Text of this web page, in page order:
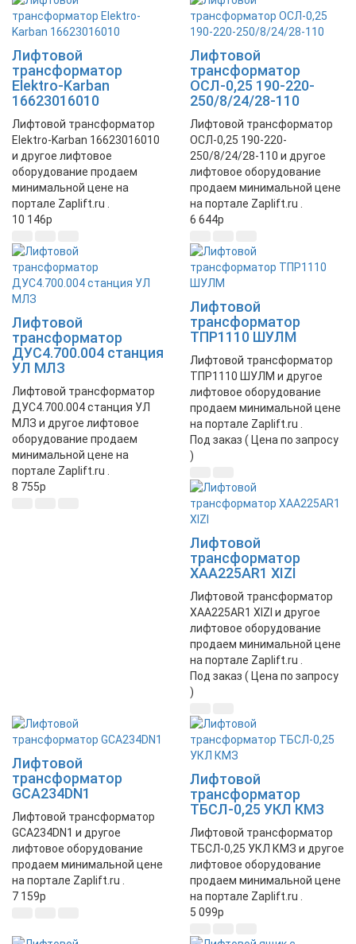
Лифтовой
трансформатор
Elektro-Karban
16623016010
Лифтовой трансформатор
Elektro-Karban 16623016010
и другое лифтовое
оборудование продаем
минимальной цене на
портале Zaplift.ru .
10 146p
Лифтовой
трансформатор
ОСЛ-0,25 190-220-
250/8/24/28-110
Лифтовой трансформатор
ОСЛ-0,25 190-220-
250/8/24/28-110 и другое
лифтовое оборудование
продаем минимальной цене
на портале Zaplift.ru .
6 644p
Лифтовой
трансформатор
ДУС4.700.004 станция
УЛ МЛЗ
Лифтовой трансформатор
ДУС4.700.004 станция УЛ
МЛЗ и другое лифтовое
оборудование продаем
минимальной цене на
портале Zaplift.ru .
8 755p
Лифтовой
трансформатор
ТПР1110 ШУЛМ
Лифтовой трансформатор
ТПР1110 ШУЛМ и другое
лифтовое оборудование
продаем минимальной цене
на портале Zaplift.ru .
Под заказ ( Цена по запросу
)
Лифтовой
трансформатор
XAA225AR1 XIZI
Лифтовой трансформатор
XAA225AR1 XIZI и другое
лифтовое оборудование
продаем минимальной цене
на портале Zaplift.ru .
Под заказ ( Цена по запросу
)
Лифтовой
трансформатор
GCA234DN1
Лифтовой трансформатор
GCA234DN1 и другое
лифтовое оборудование
продаем минимальной цене
на портале Zaplift.ru .
7 159p
Лифтовой
трансформатор
ТБСЛ-0,25 УКЛ КМЗ
Лифтовой трансформатор
ТБСЛ-0,25 УКЛ КМЗ и другое
лифтовое оборудование
продаем минимальной цене
на портале Zaplift.ru .
5 099p